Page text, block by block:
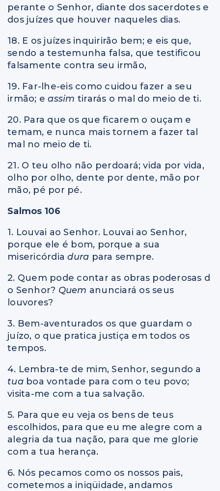
perante o Senhor, diante dos sacerdotes e
dos juízes que houver naqueles dias.
18. E os juízes inquirirão bem; e eis que,
sendo a testemunha falsa, que testificou
falsamente contra seu irmão,
19. Far-lhe-eis como cuidou fazer a seu
irmão; eassim tirarás o mal do meio de ti.
20. Para que os que ficarem o ouçam e
temam, e nunca mais tornem a fazer tal
mal no meio de ti.
21. O teu olho não perdoará; vida por vida,
olho por olho, dente por dente, mão por
mão, pé por pé.
Salmos 106
1. Louvai ao Senhor. Louvai ao Senhor,
porque ele é bom, porque a sua
misericórdiadura para sempre.
2. Quem pode contar as obras poderosas d
o Senhor? Quem anunciará os seus
louvores?
3. Bem-aventurados os que guardam o
juízo, o que pratica justiça em todos os
tempos.
4. Lembra-te de mim, Senhor, segundo a
tua boa vontade para com o teu povo;
visita-me com a tua salvação.
5. Para que eu veja os bens de teus
escolhidos, para que eu me alegre com a
alegria da tua nação, para que me glorie
com a tua herança.
6. Nós pecamos como os nossos pais,
cometemos a iniqüidade, andamos